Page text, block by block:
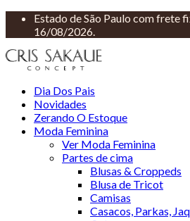
Estado de São Paulo com frete
16/08/2026.
Dia Dos Pais
Novidades
Zerando O Estoque
Moda Feminina
Ver Moda Feminina
Partes de cima
Blusas & Croppeds
Blusa de Tricot
Camisas
Casacos, Parkas,